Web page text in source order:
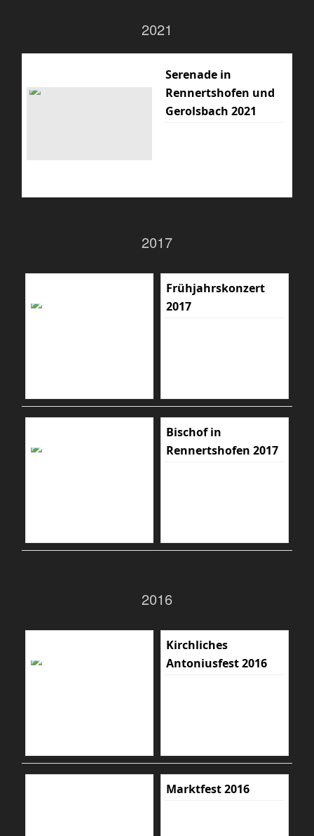
2021
Serenade in
Rennertshofen und
Gerolsbach 2021
2017
Frühjahrskonzert
2017
Bischof in
Rennertshofen 2017
2016
Kirchliches
Antoniusfest 2016
Marktfest 2016